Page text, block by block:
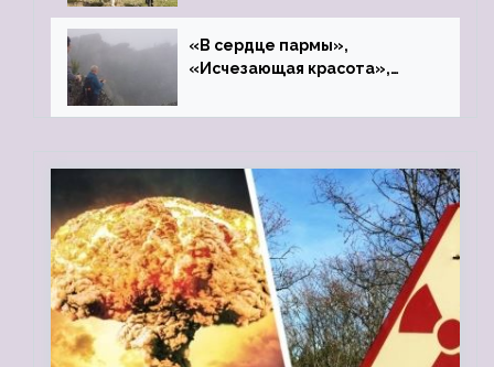
«В сердце пармы»,
«Исчезающая красота»,